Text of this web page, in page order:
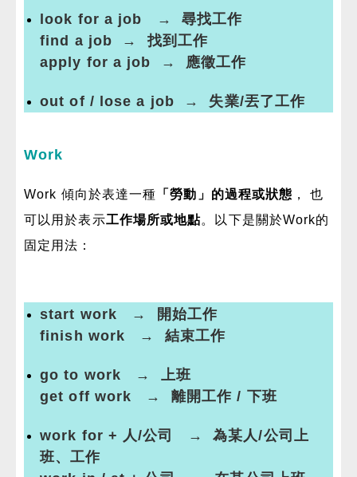
look for a job → 尋找工作
find a job → 找到工作
apply for a job → 應徵工作
out of / lose a job → 失業/丟了工作
Work
Work 傾向於表達一種 「勞動」的過程或狀態 ， 也
可以用於表示工作場所或地點。以下是關於Work的
固定用法：
start work → 開始工作
finish work → 結束工作
go to work → 上班
get off work → 離開工作 / 下班
work for + 人/公司 → 為某人/公司上
班、工作